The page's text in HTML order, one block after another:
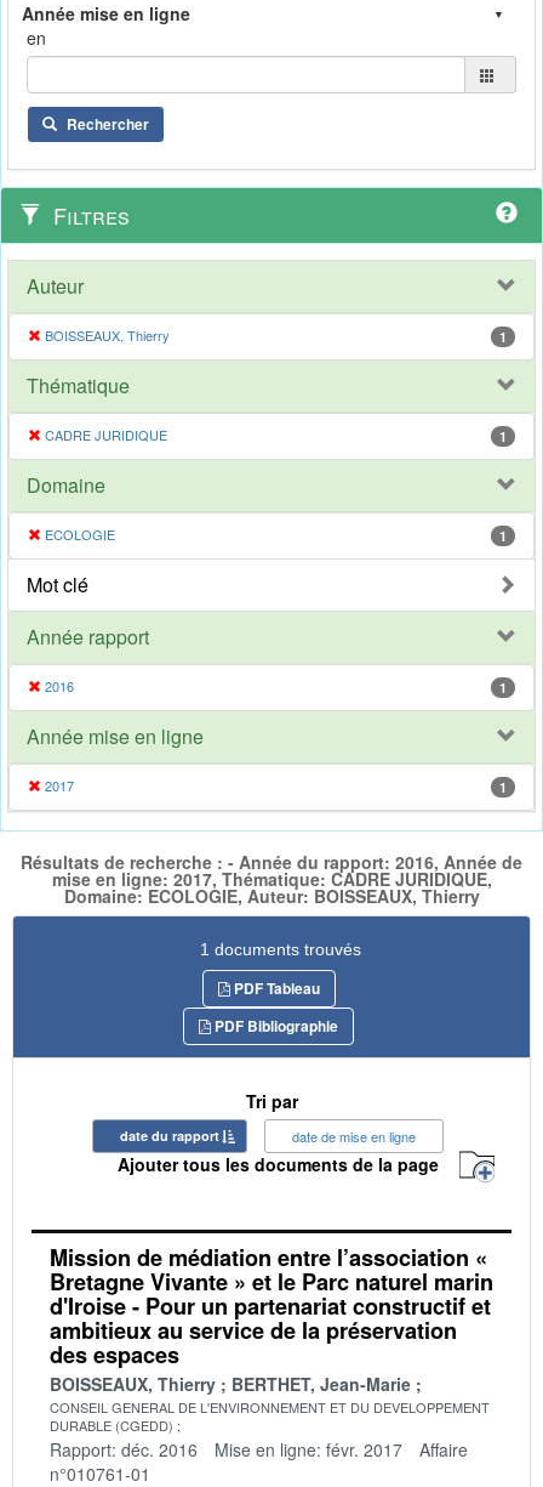
en
Rechercher
Filtres
Auteur
BOISSEAUX, Thierry 1
Thématique
CADRE JURIDIQUE 1
Domaine
ECOLOGIE 1
Mot clé
Année rapport
2016 1
Année mise en ligne
2017 1
Résultats de recherche : - Année du rapport: 2016, Année de
mise en ligne: 2017, Thématique: CADRE JURIDIQUE,
Domaine: ECOLOGIE, Auteur: BOISSEAUX, Thierry
1 documents trouvés
PDF Tableau
PDF Bibliographie
Tri par
date du rapport date de mise en ligne
Ajouter tous les documents de la page
Mission de médiation entre l’association «
Bretagne Vivante » et le Parc naturel marin
d'Iroise - Pour un partenariat constructif et
ambitieux au service de la préservation
des espaces
BOISSEAUX, Thierry BERTHET, Jean-Marie
CONSEIL GENERAL DE L'ENVIRONNEMENT ET DU DEVELOPPEMENT
DURABLE (CGEDD)
Rapport: déc. 2016 Mise en ligne: févr. 2017
Affaire
n°010761-01